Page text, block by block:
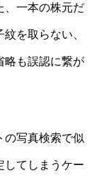
、一本の株元だ
を取らない、
略も誤認に繋が
の写真検索で似
してしまうケー